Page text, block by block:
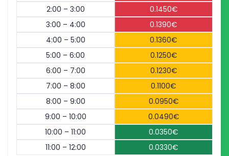
2:00 – 3:00
0.1450€
3:00 – 4:00
0.1390€
4:00 – 5:00
0.1360€
5:00 – 6:00
0.1250€
6:00 – 7:00
0.1230€
7:00 – 8:00
0.1100€
8:00 – 9:00
0.0950€
9:00 – 10:00
0.0490€
10:00 – 11:00
0.0350€
11:00 – 12:00
0.0330€